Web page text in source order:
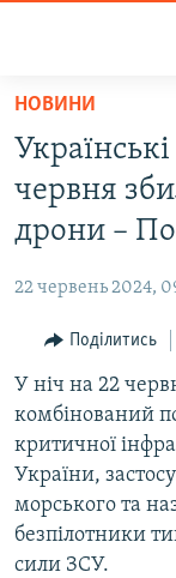
Перейти
основного
матеріалу
Перейти
до
основної
навігації
Перейти
пошуку
ВОДА.КРИМ
ВІДЕО ТА ФОТО
БЛОГИ
ПОГЛЯД
ІНТЕРВ'Ю
СПЕЦПРОЕКТИ
ДЕПОРТАЦІЯ
ВІДЕОУРОКИ
ЯК ОБІЙТИ
НОВИНИ
червня
дрони –
22 червень 2024,
Поділитись
У ніч на 22
комбінований
критичної
України,
морського та
безпілотники
сили ЗСУ.